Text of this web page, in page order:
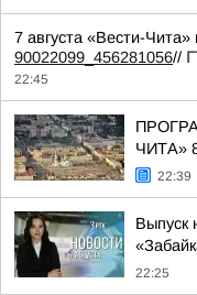
7 августа «Вести-Чита»
90022099_456281056//
22:45
ЧИТА»
22:39
Выпуск
22:25